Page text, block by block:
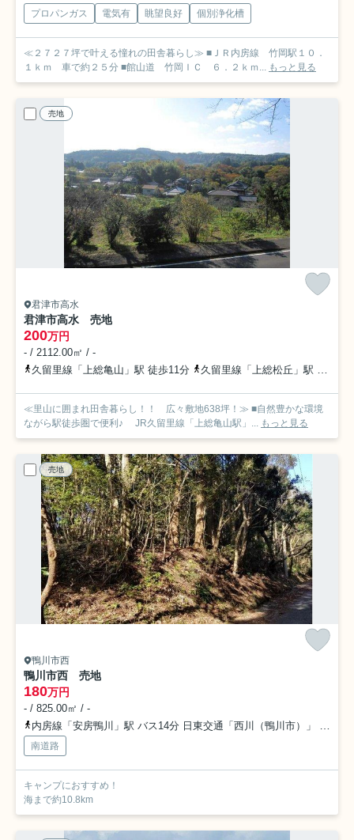
プロパンガス 電気有 眺望良好 個別浄化槽
≪２７２７坪で叶える憧れの田舎暮らし≫ ■ＪＲ内房線 竹岡駅１０．
１ｋｍ 車で約２５分 ■館山道 竹岡ＩＣ ６．２ｋｍ... もっと見る
売地
君津市高水
君津市高水 売地
200万円
- / 2112.00㎡ / -
久留里線「上総亀山」駅 徒歩11分
久留里線「上総松丘」駅 徒歩45分
≪里山に囲まれ田舎暮らし！！ 広々敷地638坪！≫ ■自然豊かな環境
ながら駅徒歩圏で便利♪ JR久留里線「上総亀山駅」... もっと見る
売地
鴨川市西
鴨川市西 売地
180万円
- / 825.00㎡ / -
内房線「安房鴨川」駅 バス14分 日東交通「西川（鴨川市）」 停歩64分
南道路
キャンプにおすすめ！
海まで約10.8km